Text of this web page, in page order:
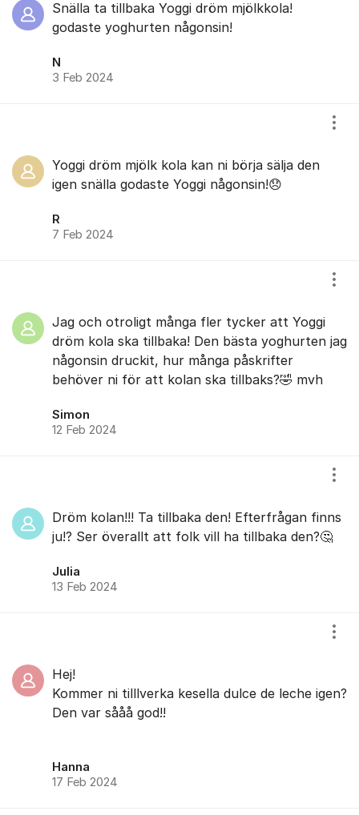
Snälla ta tillbaka Yoggi dröm mjölkkola!
godaste yoghurten någonsin!
N
3 Feb 2024
Yoggi dröm mjölk kola kan ni börja sälja den
igen snälla godaste Yoggi någonsin!😞
R
7 Feb 2024
Jag och otroligt många fler tycker att Yoggi
dröm kola ska tillbaka! Den bästa yoghurten jag
någonsin druckit, hur många påskrifter
behöver ni för att kolan ska tillbaks?🤣 mvh
Simon
12 Feb 2024
Dröm kolan!!! Ta tillbaka den! Efterfrågan finns
ju!? Ser överallt att folk vill ha tillbaka den?🤔
Julia
13 Feb 2024
Hej!
Kommer ni tilllverka kesella dulce de leche igen?
Den var sååå god!!
Hanna
17 Feb 2024